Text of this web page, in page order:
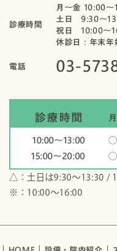
診療時間
月〜金 10:00
土日 9:30～
祝日 10:00〜
休診日：年末年
電話 03-
診療時間 月
10:00〜13:00
◯
15:00〜20:00
◯
△：土日は9:30～13:30 /
※：10:00〜16:00